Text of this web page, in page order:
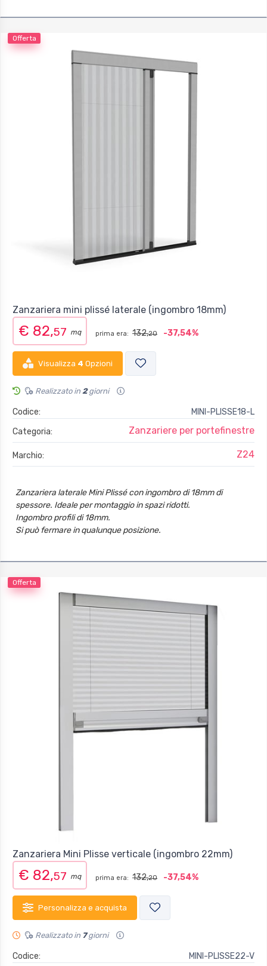
Offerta
Zanzariera mini plissé laterale (ingombro 18mm)
€ 82,57 mq prima era: 132,20 -37,54%
Visualizza 4 Opzioni
Realizzato in 2giorni
Codice:
MINI-PLISSE18-L
Categoria:
Zanzariere per portefinestre
Marchio: Z24
Zanzariera laterale Mini Plissé con ingombro di 18mm di
spessore. Ideale per montaggio in spazi ridotti.
Ingombro profili di 18mm.
Si può fermare in qualunque posizione.
Offerta
Zanzariera Mini Plisse verticale (ingombro 22mm)
€ 82,57 mq prima era: 132,20 -37,54%
Personalizza e acquista
Realizzato in 7giorni
Codice: MINI-PLISSE22-V